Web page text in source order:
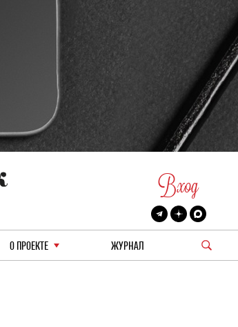
Вход
О ПРОЕКТЕ ЖУРНАЛ